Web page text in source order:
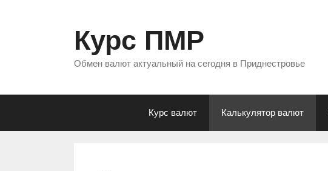
Курс ПМР
Обмен валют актуальный на сегодня в Приднестровье
Курс валют Калькулятор валют